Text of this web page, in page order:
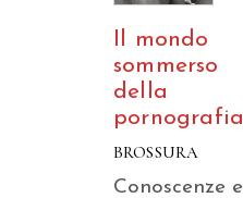
Il mondo
sommerso
della
pornografia
BROSSURA
Conoscenze e